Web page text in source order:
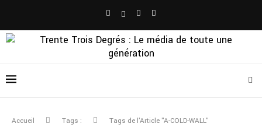
Accueil Tags : Tags de l'Article "A-COLD-WALL"